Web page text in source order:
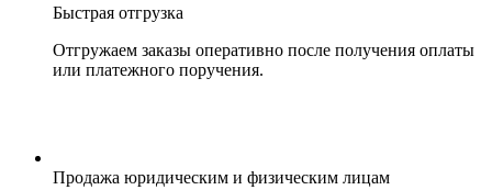
Быстрая отгрузка
Отгружаем заказы оперативно после получения оплаты
или платежного поручения.
Продажа юридическим и физическим лицам